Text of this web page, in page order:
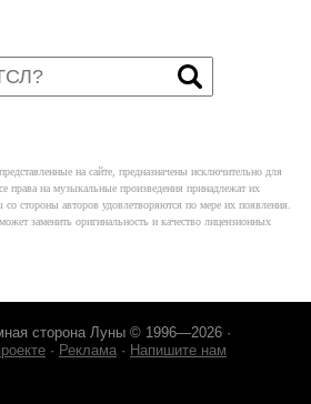
на сайте, предназначены исключительно для
права на музыкальные произведения принадлежат их
стороны авторов удовлетворяются по мере их появления.
заменить оригинальность и качество лицензионных
сторона Луны © 1996—2026 ·
· Реклама · Напишите нам